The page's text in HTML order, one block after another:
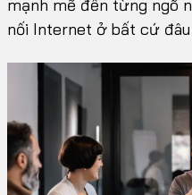
mạnh mẽ đến từng ngõ
nối Internet ở bất cứ